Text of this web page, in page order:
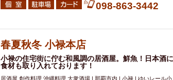
098-863-3442
春夏秋冬 小禄本店
小禄の住宅街に佇む和風調の居酒屋。鮮魚！日本酒
食材も取り入れております！
居酒屋 創作料理 沖縄料理 大衆酒場 | 那覇市内 | 小禄 | ゆいレール小